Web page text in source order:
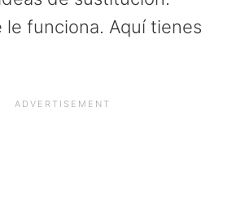
le funciona. Aquí tienes